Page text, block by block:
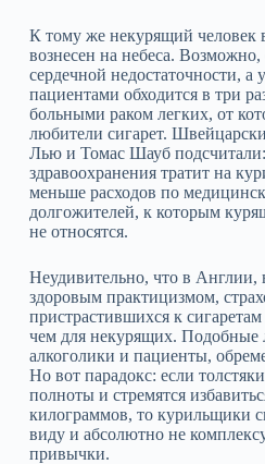
К тому же некурящий человек
вознесен на небеса. Возможно,
сердечной недостаточности, а
пациентами обходится в три
больными раком легких, от
любители сигарет.
Лью и Томас Шауб
здравоохранения тратит на
меньше расходов по
долгожителей, к которым
не относятся.
Неудивительно, что в Англии,
здоровым практицизмом,
пристрастившихся к
чем для некурящих. Подобные
алкоголики и пациенты,
Но вот парадокс: если
полноты и стремятся
килограммов, то курильщики
виду и абсолютно не
привычки.